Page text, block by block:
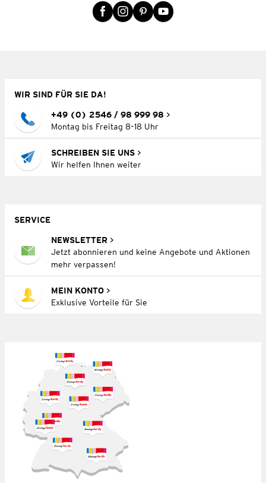
WIR SIND FÜR SIE DA!
+49 (0) 2546 / 98 999 98
Montag bis Freitag 8–18 Uhr
SCHREIBEN SIE UNS
Wir helfen Ihnen weiter
SERVICE
NEWSLETTER
Jetzt abonnieren und keine Angebote und Aktionen
mehr verpassen!
MEIN KONTO
Exklusive Vorteile für Sie